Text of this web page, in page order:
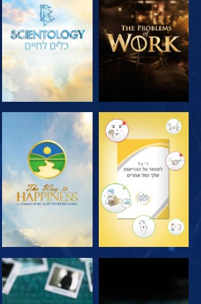
בדוק את הסדרה בדוק את הסדרה
צפה צפה
צפה